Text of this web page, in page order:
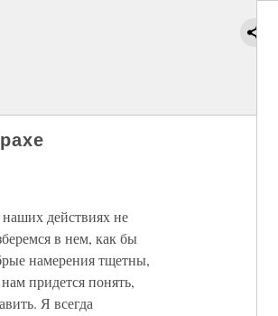
действиях не
в нем, как бы
намерения тщетны,
придется понять,
Я всегда